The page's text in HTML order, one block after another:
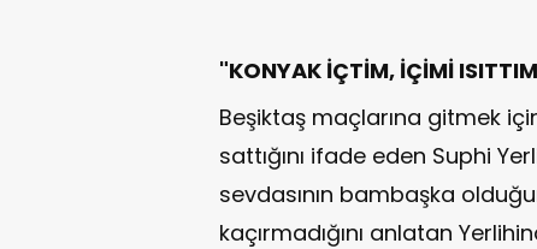
"KONYAK İÇTİM, İÇİMİ
Beşiktaş maçlarına gitmek
sattığını ifade eden Suphi
sevdasının bambaşka
kaçırmadığını anlatan